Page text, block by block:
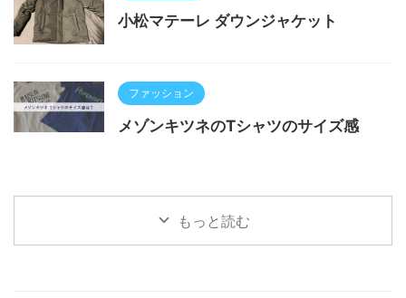
小松マテーレ ダウンジャケット
ファッション
メゾンキツネのTシャツのサイズ感
もっと読む